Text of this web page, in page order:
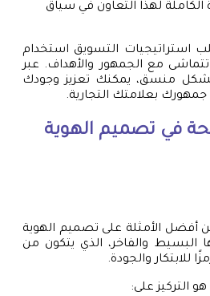
لهذا التعاون في سياق
استراتيجيات التسويق استخدام
تتماشى مع الجمهور والأهداف. عبر
منسق، يمكنك تعزيز وجودك
بعلامتك التجارية.
في تصميم الهوية
أفضل الأمثلة على تصميم الهوية
البسيط والفاخر، الذي يتكون من
للابتكار والجودة.
التركيز على: